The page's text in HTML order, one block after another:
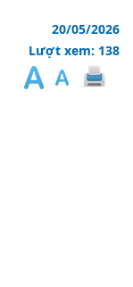
20/05/2026
Lượt xem: 138